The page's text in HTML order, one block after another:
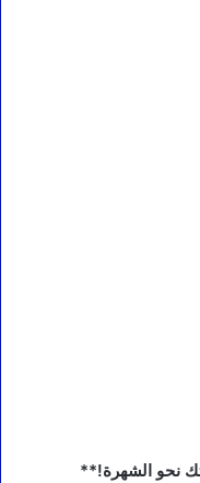
نحو الشهرة!**